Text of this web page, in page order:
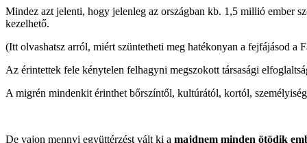
Mindez azt jelenti, hogy jelenleg az országban kb. 1,5 millió ember
kezelhető.
(Itt olvashatsz arról, miért szüntetheti meg hatékonyan a fejfájásod a
Az érintettek fele kénytelen felhagyni megszokott társasági
A migrén mindenkit érinthet bőrszíntől, kultúrától, kortól,
De vajon mennyi együttérzést vált ki a majdnem minden ötödik